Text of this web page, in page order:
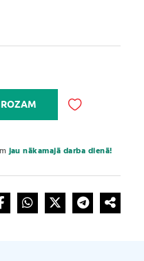
jau nākamajā darba dienā!
e
r
n